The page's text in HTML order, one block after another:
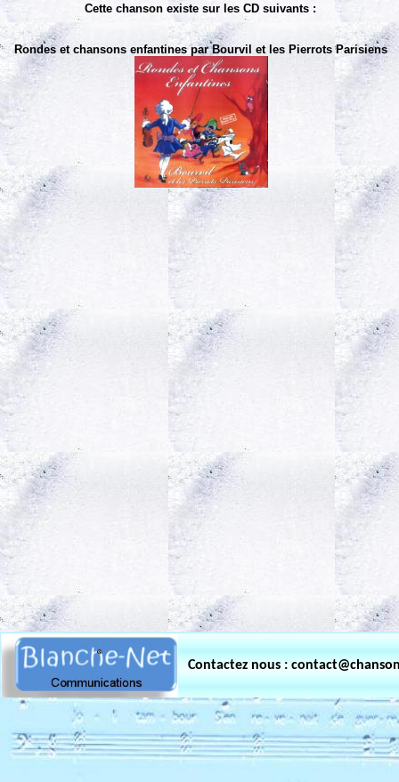
Cette chanson existe sur les CD suivants :
Rondes et chansons enfantines par Bourvil et les Pierrots Parisiens
.
Contactez nous :